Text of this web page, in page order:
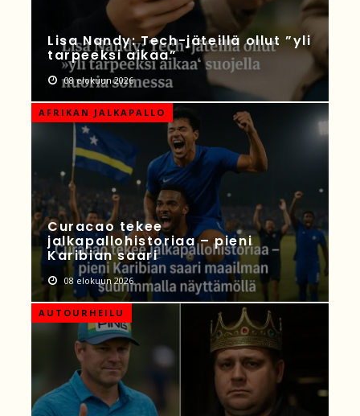
Lisa Nandy: Tech-jäteillä ollut ”yli
tarpeeksi aikaa”
08 elokuun 2026
AFRIKAN JALKAPALLO
Curacao tekee
jalkapallohistoriaa – pieni
Karibian saari
08 elokuun 2026
AUTOURHEILU